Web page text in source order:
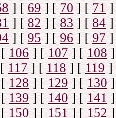
] [69] [70] [71]
] [82] [83] [84]
] [95] [96] [97]
[ 106] [107] [108]
[117] [118] [119]
[128] [129] [130]
[139] [140] [141]
[150] [151] [152]